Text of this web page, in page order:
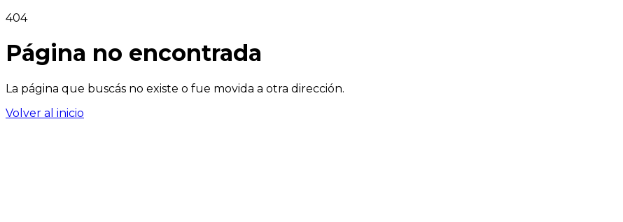
404
Página no encontrada
La página que buscás no existe o fue movida a otra dirección.
Volver al inicio